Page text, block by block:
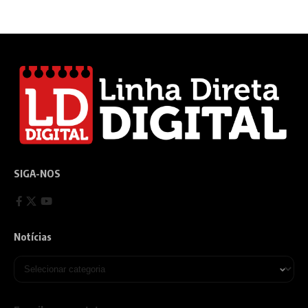
SIGA-NOS
Notícias